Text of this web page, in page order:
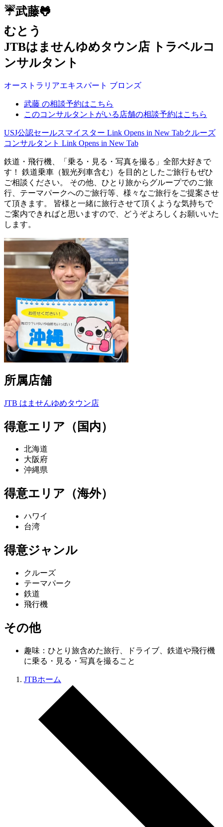
☔武藤🐸
むとう
JTBはませんゆめタウン店 トラベルコ
ンサルタント
オーストラリアエキスパート ブロンズ
武藤 の相談予約はこちら
このコンサルタントがいる店舗の相談予約はこちら
USJ公認セールスマイスター Link Opens in New Tabクルーズ
コンサルタント Link Opens in New Tab
鉄道・飛行機、「乗る・見る・写真を撮る」全部大好きで
す！ 鉄道乗車（観光列車含む）を目的としたご旅行もぜひ
ご相談ください。 その他、ひとり旅からグループでのご旅
行、テーマパークへのご旅行等、様々なご旅行をご提案させ
て頂きます。 皆様と一緒に旅行させて頂くような気持ちで
ご案内できればと思いますので、どうぞよろしくお願いいた
します。
所属店舗
JTB はませんゆめタウン店
得意エリア（国内）
北海道
大阪府
沖縄県
得意エリア（海外）
ハワイ
台湾
得意ジャンル
クルーズ
テーマパーク
鉄道
飛行機
その他
趣味：ひとり旅含めた旅行、ドライブ、鉄道や飛行機
に乗る・見る・写真を撮ること
JTBホーム